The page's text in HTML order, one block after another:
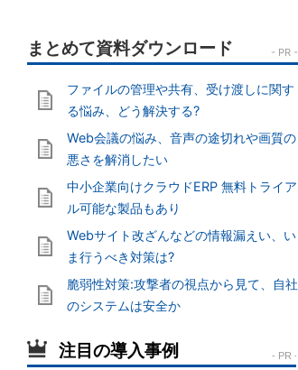
ファイルの管理や共有、受け渡しに関す
る悩み、どう解決する?
Web会議の悩み、音声の途切れや画質の
悪さを解消したい
中小企業向けクラウドERP 無料トライア
ル可能な製品もあり
Webサイト改ざんなどの情報漏えい、い
ま行うべき対策は?
脆弱性対策:攻撃者の視点から見て、自社
のシステムは安全か